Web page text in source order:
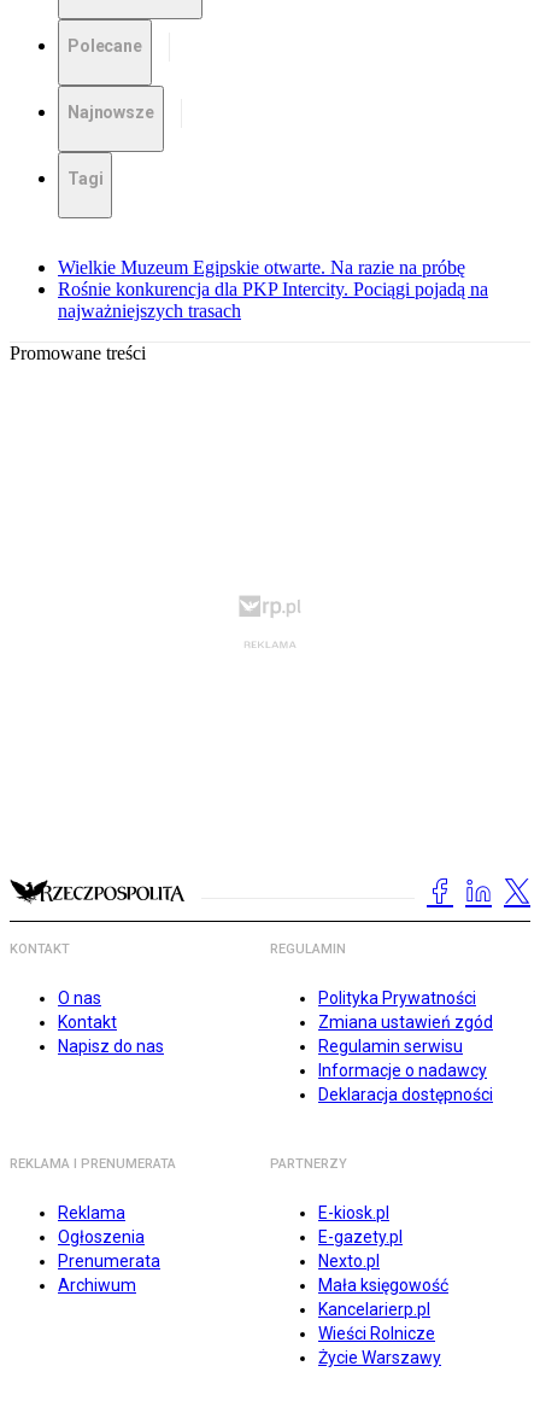
Polecane
Najnowsze
Tagi
Wielkie Muzeum Egipskie otwarte. Na razie na próbę
Rośnie konkurencja dla PKP Intercity. Pociągi pojadą na
najważniejszych trasach
Promowane treści
KONTAKT
O nas
Kontakt
Napisz do nas
REGULAMIN
Polityka Prywatności
Zmiana ustawień zgód
Regulamin serwisu
Informacje o nadawcy
Deklaracja dostępności
REKLAMA I PRENUMERATA
Reklama
Ogłoszenia
Prenumerata
Archiwum
PARTNERZY
E-kiosk.pl
E-gazety.pl
Nexto.pl
Mała księgowość
Kancelarierp.pl
Wieści Rolnicze
Życie Warszawy